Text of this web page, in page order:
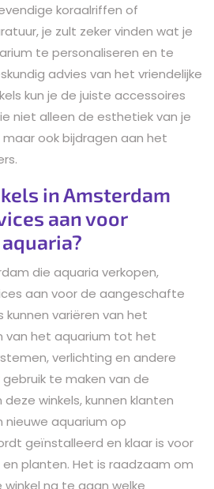
koraalriffen of
je zult zeker vinden wat je
te personaliseren en te
advies van het vriendelijke
kun je de juiste accessoires
niet alleen de esthetiek van je
ook bijdragen aan het
in Amsterdam
aan voor
die aquaria verkopen,
aan voor de aangeschafte
kunnen variëren van het
van het aquarium tot het
verlichting en andere
te maken van de
winkels, kunnen klanten
nieuwe aquarium op
geïnstalleerd en klaar is voor
planten. Het is raadzaam om
na te gaan welke